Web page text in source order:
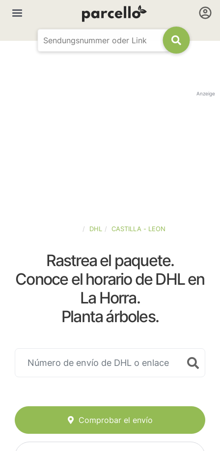
Anzeige
DHL CASTILLA - LEON
Rastrea el paquete.
Conoce el horario de DHL en
La Horra.
Planta árboles.
Comprobar el envío